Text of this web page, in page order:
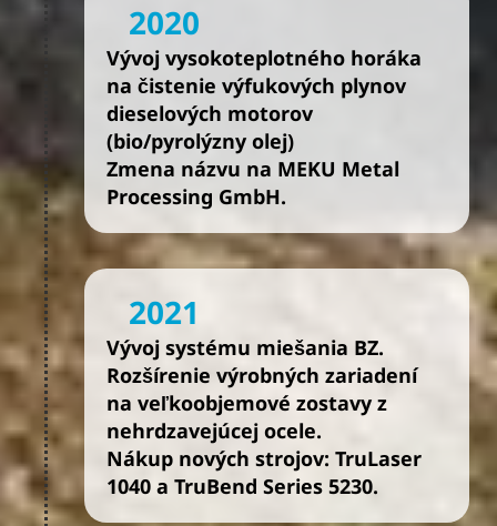
2020
Vývoj vysokoteplotného horáka
na čistenie výfukových plynov
dieselových motorov
(bio/pyrolýzny olej)
Zmena názvu na MEKU Metal
Processing GmbH.
2021
Vývoj systému miešania BZ.
Rozšírenie výrobných zariadení
na veľkoobjemové zostavy z
nehrdzavejúcej ocele.
Nákup nových strojov: TruLaser
1040 a TruBend Series 5230.